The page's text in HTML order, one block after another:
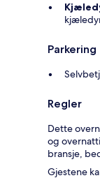
Parkering
Regler
Dette
og
bransje,
Gjestene